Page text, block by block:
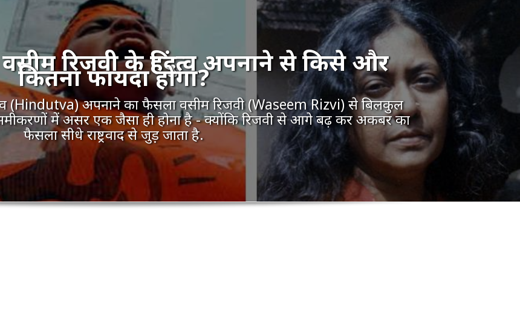
रिजवी के हिंदुत्व अपनाने से किसे और
कितना फायदा होगा?
(Hindutva) अपनाने का फैसला वसीम रिजवी (Waseem Rizvi) से बिलकुल
में असर एक जैसा ही होना है - क्योंकि रिजवी से आगे बढ़ कर अकबर का
फैसला सीधे राष्ट्रवाद से जुड़ जाता है.